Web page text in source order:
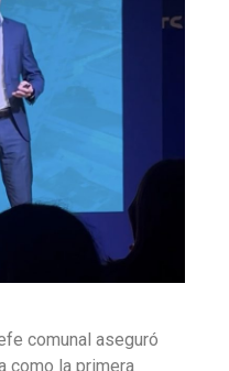
comunal aseguró
como la primera